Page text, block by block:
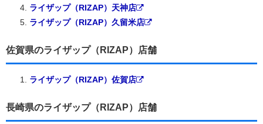
ライザップ（RIZAP）天神店
ライザップ（RIZAP）久留米店
佐賀県のライザップ（RIZAP）店舗
ライザップ（RIZAP）佐賀店
長崎県のライザップ（RIZAP）店舗